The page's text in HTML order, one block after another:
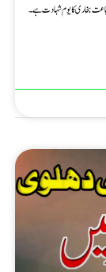
بخاری کا یوم شہادت ہے۔